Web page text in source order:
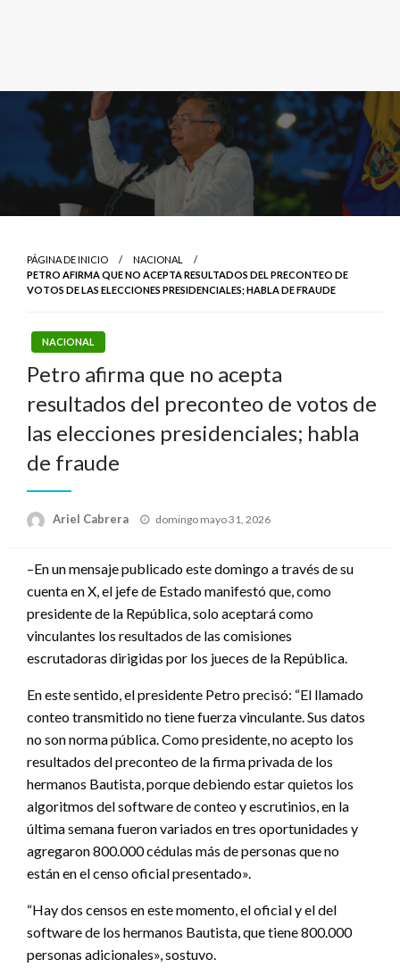
PÁGINA DE INICIO
NACIONAL
PETRO AFIRMA QUE NO ACEPTA RESULTADOS DEL PRECONTEO DE
VOTOS DE LAS ELECCIONES PRESIDENCIALES; HABLA DE FRAUDE
NACIONAL
Petro afirma que no acepta
resultados del preconteo de votos de
las elecciones presidenciales; habla
de fraude
Ariel Cabrera
Publicado
domingo mayo 31, 2026
–En un mensaje publicado este domingo a través de su
cuenta en X, el jefe de Estado manifestó que, como
presidente de la República, solo aceptará como
vinculantes los resultados de las comisiones
escrutadoras dirigidas por los jueces de la República.
En este sentido, el presidente Petro precisó: “El llamado
conteo transmitido no tiene fuerza vinculante. Sus datos
no son norma pública. Como presidente, no acepto los
resultados del preconteo de la firma privada de los
hermanos Bautista, porque debiendo estar quietos los
algoritmos del software de conteo y escrutinios, en la
última semana fueron variados en tres oportunidades y
agregaron 800.000 cédulas más de personas que no
están en el censo oficial presentado».
“Hay dos censos en este momento, el oficial y el del
software de los hermanos Bautista, que tiene 800.000
personas adicionales», sostuvo.